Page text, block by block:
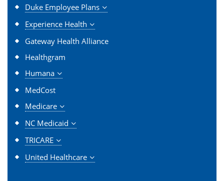
Duke Employee Plans
Experience Health
Gateway Health Alliance
Healthgram
Humana
MedCost
Medicare
NC Medicaid
TRICARE
United Healthcare